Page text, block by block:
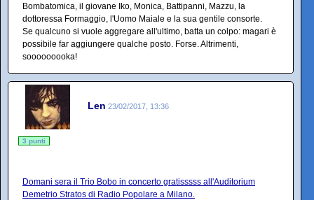
Bombatomica, il giovane Iko, Monica, Battipanni, Mazzu, la
dottoressa Formaggio, l'Uomo Maiale e la sua gentile consorte.
Se qualcuno si vuole aggregare all'ultimo, batta un colpo: magari è
possibile far aggiungere qualche posto. Forse. Altrimenti,
sooooooooka!
Len 23/02/2017, 13:36
3 punti
Domani sera il Trio Bobo in concerto gratisssss all'Auditorium
Demetrio Stratos di Radio Popolare a Milano.